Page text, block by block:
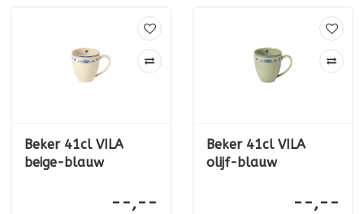
Beker 41cl VILA
beige-blauw
--,--
Beker 41cl VILA
olijf-blauw
--,--